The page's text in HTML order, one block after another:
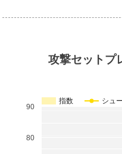
攻撃セットプ
指数 シュ
80
90